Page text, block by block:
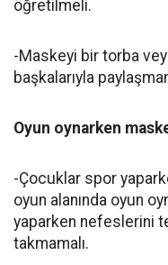
öğretilmeli.
-Maskeyi bir torba
başkalarıyla
Oyun oynarken
-Çocuklar spor
oyun alanında oyun
yaparken nefeslerini
takmamalı.